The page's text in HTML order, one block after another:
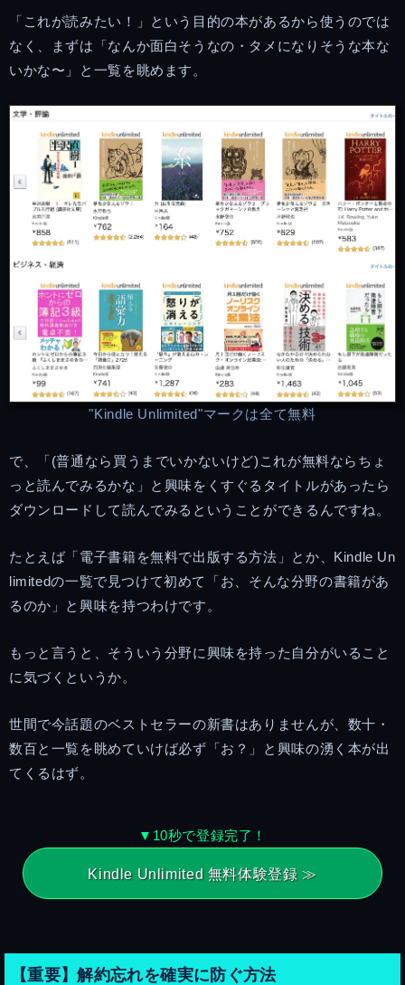
「これが読みたい！」という目的の本があるから使うのでは
なく、まずは「なんか面白そうなの・タメになりそうな本な
いかな〜」と一覧を眺めます。
"Kindle Unlimited"マークは全て無料
で、「(普通なら買うまでいかないけど)これが無料ならちょ
っと読んでみるかな」と興味をくすぐるタイトルがあったら
ダウンロードして読んでみるということができるんですね。
たとえば「電子書籍を無料で出版する方法」とか、Kindle Un
limitedの一覧で見つけて初めて「お、そんな分野の書籍があ
るのか」と興味を持つわけです。
もっと言うと、そういう分野に興味を持った自分がいること
に気づくというか。
世間で今話題のベストセラーの新書はありませんが、数十・
数百と一覧を眺めていけば必ず「お？」と興味の湧く本が出
てくるはず。
▼10秒で登録完了！
Kindle Unlimited 無料体験登録 ≫
【重要】解約忘れを確実に防ぐ方法